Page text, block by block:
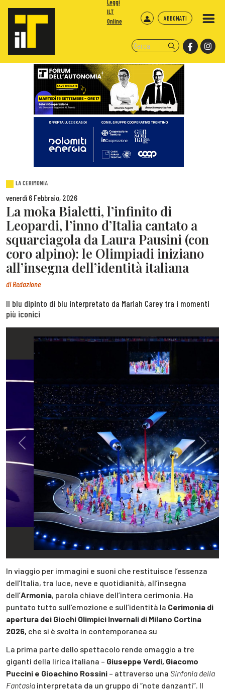
ABBONATI
Leggi
ILT
Online
LA CERIMONIA
venerdì 6 Febbraio, 2026
La moka Bialetti, l’infinito di
Leopardi, l’inno d’Italia cantato a
squarciagola da Laura Pausini (con
coro alpino): le Olimpiadi iniziano
all’insegna dell’identità italiana
diRedazione
Il blu dipinto di blu interpretato da Mariah Carey tra i momenti
più iconici
Previous Next
In viaggio per immagini e suoni che restituisce l’essenza
dell’Italia, tra luce, neve e quotidianità, all’insegna
dell’Armonia, parola chiave dell’intera cerimonia. Ha
puntato tutto sull’emozione e sull’identità la Cerimonia di
apertura dei Giochi Olimpici Invernali di Milano Cortina
2026, che si è svolta in contemporanea su
La prima parte dello spettacolo rende omaggio a tre
giganti della lirica italiana – Giuseppe Verdi, Giacomo
Puccini e Gioachino Rossini – attraverso una Sinfonia della
Fantasia interpretata da un gruppo di “note danzanti”. Il